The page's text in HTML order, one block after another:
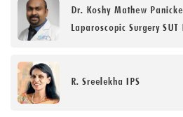
Dr. Koshy Mathew
Laparoscopic Surgery
R. Sreelekha IPS